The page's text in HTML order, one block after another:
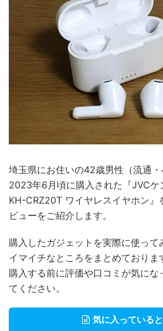
埼玉県にお住いの42歳男性（流通
2023年6月頃に購入された『JVCケ
KH-CRZ20T ワイヤレスイヤホン』
ビューをご紹介します。
購入したガジェットを実際に使って
イマイチなところをまとめておりま
購入する前に評価や口コミが気にな
てください。
気に入っている